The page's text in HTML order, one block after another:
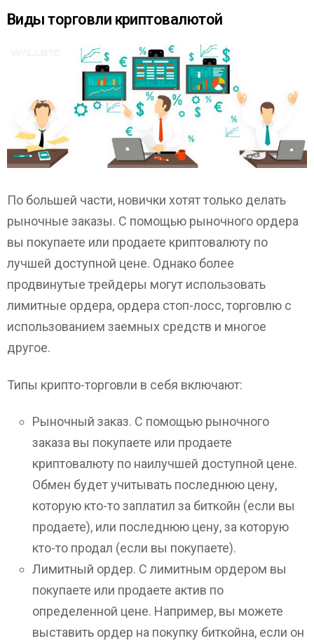
Виды торговли криптовалютой
По большей части, новички хотят только делать
рыночные заказы. С помощью рыночного ордера
вы покупаете или продаете криптовалюту по
лучшей доступной цене. Однако более
продвинутые трейдеры могут использовать
лимитные ордера, ордера стоп-лосс, торговлю с
использованием заемных средств и многое
другое.
Типы крипто-торговли в себя включают:
Рыночный заказ. С помощью рыночного
заказа вы покупаете или продаете
криптовалюту по наилучшей доступной цене.
Обмен будет учитывать последнюю цену,
которую кто-то заплатил за биткойн (если вы
продаете), или последнюю цену, за которую
кто-то продал (если вы покупаете).
Лимитный ордер. С лимитным ордером вы
покупаете или продаете актив по
определенной цене. Например, вы можете
выставить ордер на покупку биткойна, если он